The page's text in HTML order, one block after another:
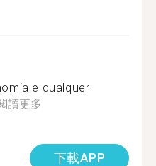
e qualquer
讀更多
下載APP